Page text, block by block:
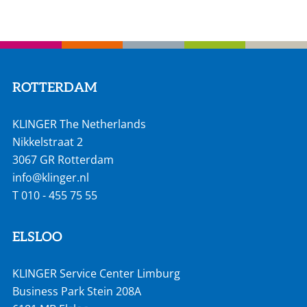
ROTTERDAM
KLINGER The Netherlands
Nikkelstraat 2
3067 GR Rotterdam
info@klinger.nl
T010 - 455 75 55
ELSLOO
KLINGER Service Center Limburg
Business Park Stein 208A